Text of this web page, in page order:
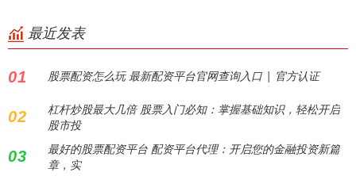
最近发表
01 股票配资怎么玩 最新配资平台官网查询入口 | 官方认证
02
杠杆炒股最大几倍 股票入门必知：掌握基础知识，轻松开启
股市投
03
最好的股票配资平台 配资平台代理：开启您的金融投资新篇
章，实